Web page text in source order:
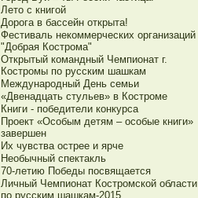
Лето с книгой
Дорога в бассейн открыта!
Фестиваль некоммерческих организаций
"Добрая Кострома"
Открытый командный Чемпионат г.
Костромы по русским шашкам
Международный День семьи
«Двенадцать стульев» в Костроме
Книги - победители конкурса
Проект «Особым детям – особые книги»
завершен
Их чувства острее и ярче
Необычный спектакль
70-летию Победы посвящается
Личный Чемпионат Костромской области
по русским шашкам-2015